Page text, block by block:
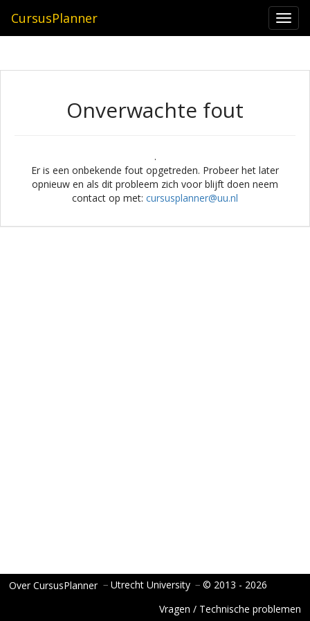
CursusPlanner
Onverwachte fout
.
Er is een onbekende fout opgetreden. Probeer het later
opnieuw en als dit probleem zich voor blijft doen neem
contact op met: cursusplanner@uu.nl
Over CursusPlanner − Utrecht University − © 2013 - 2026
Vragen / Technische problemen